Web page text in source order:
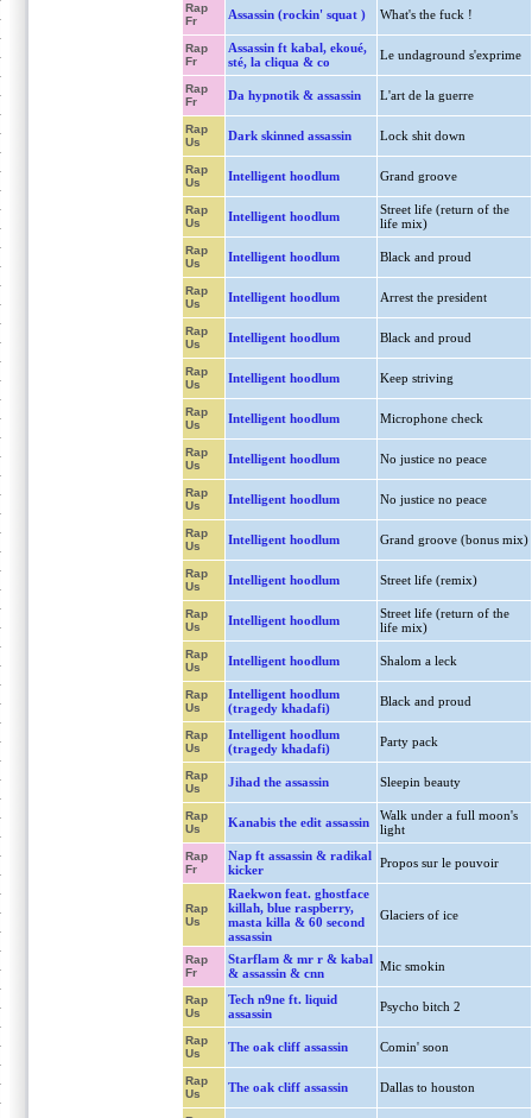
Rap
Fr
Assassin (rockin' squat ) What's the fuck !
Rap
Fr
Assassin ft kabal, ekoué,
sté, la cliqua & co
Le undaground s'exprime
Rap
Fr
Da hypnotik & assassin L'art de la guerre
Rap
Us
Dark skinned assassin Lock shit down
Rap
Us
Intelligent hoodlum Grand groove
Rap
Us
Intelligent hoodlum
Street life (return of the
life mix)
Rap
Us
Intelligent hoodlum Black and proud
Rap
Us
Intelligent hoodlum Arrest the president
Rap
Us
Intelligent hoodlum Black and proud
Rap
Us
Intelligent hoodlum Keep striving
Rap
Us
Intelligent hoodlum Microphone check
Rap
Us
Intelligent hoodlum No justice no peace
Rap
Us
Intelligent hoodlum No justice no peace
Rap
Us
Intelligent hoodlum Grand groove (bonus mix)
Rap
Us
Intelligent hoodlum Street life (remix)
Rap
Us
Intelligent hoodlum
Street life (return of the
life mix)
Rap
Us
Intelligent hoodlum Shalom a leck
Rap
Us
Intelligent hoodlum
(tragedy khadafi)
Black and proud
Rap
Us
Intelligent hoodlum
(tragedy khadafi)
Party pack
Rap
Us
Jihad the assassin Sleepin beauty
Rap
Us
Kanabis the edit assassin
Walk under a full moon's
light
Rap
Fr
Nap ft assassin & radikal
kicker
Propos sur le pouvoir
Rap
Us
Raekwon feat. ghostface
killah, blue raspberry,
masta killa & 60 second
assassin
Glaciers of ice
Rap
Fr
Starflam & mr r & kabal
& assassin & cnn
Mic smokin
Rap
Us
Tech n9ne ft. liquid
assassin
Psycho bitch 2
Rap
Us
The oak cliff assassin Comin' soon
Rap
Us
The oak cliff assassin Dallas to houston